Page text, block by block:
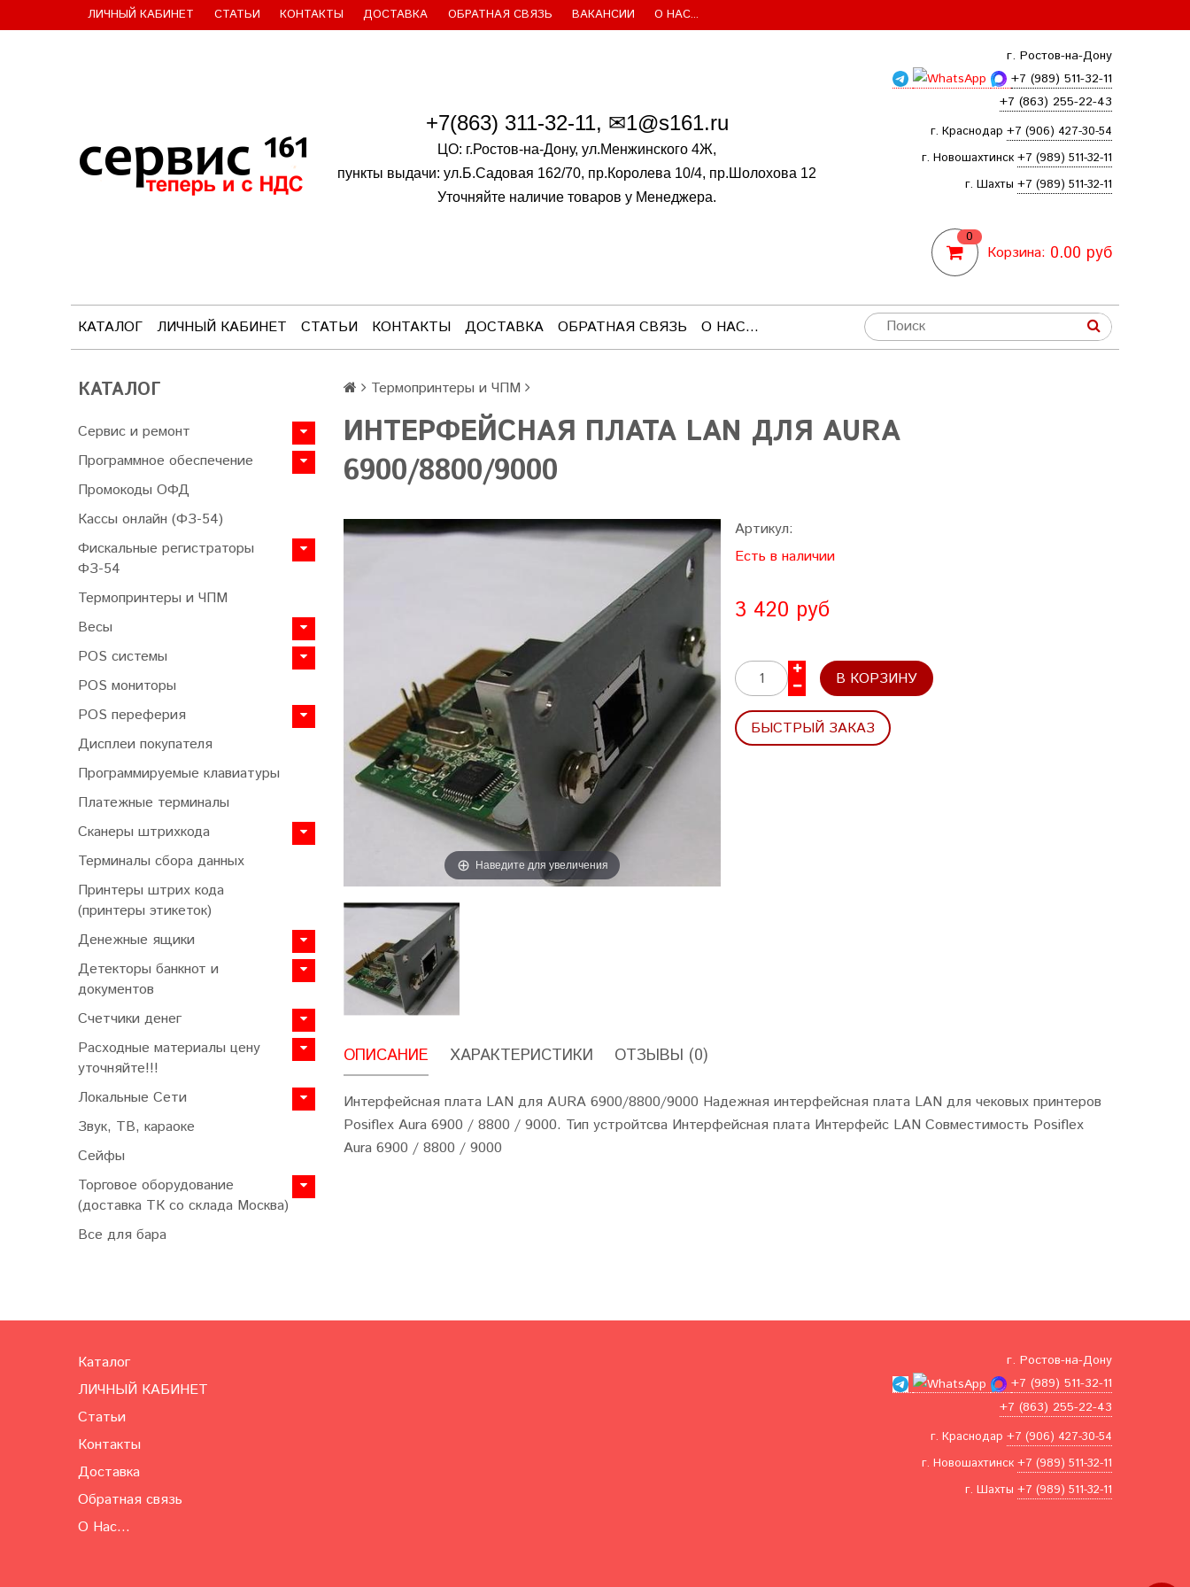
ЛИЧНЫЙ КАБИНЕТ СТАТЬИ КОНТАКТЫ ДОСТАВКА ОБРАТНАЯ СВЯЗЬ ВАКАНСИИ О НАС...
+7(863) 311-32-11, ✉1@s161.ru
ЦО: г.Ростов-на-Дону, ул.Менжинского 4Ж,
пункты выдачи: ул.Б.Садовая 162/70, пр.Королева 10/4, пр.Шолохова 12
Уточняйте наличие товаров у Менеджера.
г. Ростов-на-Дону
+7 (989) 511-32-11
+7 (863) 255-22-43
г. Краснодар +7 (906) 427-30-54
г. Новошахтинск +7 (989) 511-32-11
г. Шахты +7 (989) 511-32-11
0
Корзина: 0.00 руб
КАТАЛОГ ЛИЧНЫЙ КАБИНЕТ СТАТЬИ КОНТАКТЫ ДОСТАВКА ОБРАТНАЯ СВЯЗЬ О НАС...
КАТАЛОГ
Сервис и ремонт
Программное обеспечение
Промокоды ОФД
Кассы онлайн (ФЗ-54)
Фискальные регистраторы
ФЗ-54
Термопринтеры и ЧПМ
Весы
POS системы
POS мониторы
POS переферия
Дисплеи покупателя
Программируемые клавиатуры
Платежные терминалы
Сканеры штрихкода
Терминалы сбора данных
Принтеры штрих кода
(принтеры этикеток)
Денежные ящики
Детекторы банкнот и
документов
Счетчики денег
Расходные материалы цену
уточняйте!!!
Локальные Сети
Звук, ТВ, караоке
Сейфы
Торговое оборудование
(доставка ТК со склада Москва)
Все для бара
Термопринтеры и ЧПМ
ИНТЕРФЕЙСНАЯ ПЛАТА LAN ДЛЯ AURA
6900/8800/9000
Наведите для увеличения
Артикул:
Есть в наличии
3 420 руб
В КОРЗИНУ
БЫСТРЫЙ ЗАКАЗ
ОПИСАНИЕ ХАРАКТЕРИСТИКИ ОТЗЫВЫ (0)
Интерфейсная плата LAN для AURA 6900/8800/9000 Надежная интерфейсная плата LAN для чековых принтеров
Posiflex Aura 6900 / 8800 / 9000. Тип устройтсва Интерфейсная плата Интерфейс LAN Совместимость Posiflex
Aura 6900 / 8800 / 9000
Каталог
ЛИЧНЫЙ КАБИНЕТ
Статьи
Контакты
Доставка
Обратная связь
О Нас...
г. Ростов-на-Дону
+7 (989) 511-32-11
+7 (863) 255-22-43
г. Краснодар +7 (906) 427-30-54
г. Новошахтинск +7 (989) 511-32-11
г. Шахты +7 (989) 511-32-11